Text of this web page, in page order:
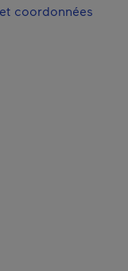
coordonnées